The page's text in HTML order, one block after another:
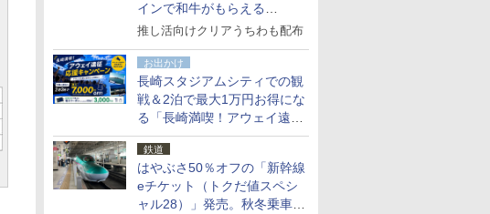
インで和牛がもらえる
「GO！GO！長崎スタンプラ
推し活向けクリアうちわも配布
お出かけ
長崎スタジアムシティでの観
戦＆2泊で最大1万円お得にな
る「長崎満喫！アウェイ遠征
応援キャンペーン」
鉄道
はやぶさ50％オフの「新幹線
eチケット（トクだ値スペシ
ャル28）」発売。秋冬乗車